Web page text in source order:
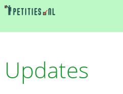
Updates